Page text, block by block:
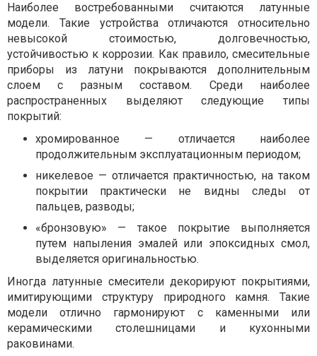
Наиболее востребованными считаются латунные
модели. Такие устройства отличаются относительно
невысокой стоимостью, долговечностью,
устойчивостью к коррозии. Как правило, смесительные
приборы из латуни покрываются дополнительным
слоем с разным составом. Среди наиболее
распространенных выделяют следующие типы
покрытий:
хромированное — отличается наиболее
продолжительным эксплуатационным периодом;
никелевое — отличается практичностью, на таком
покрытии практически не видны следы от
пальцев, разводы;
«бронзовую» — такое покрытие выполняется
путем напыления эмалей или эпоксидных смол,
выделяется оригинальностью.
Иногда латунные смесители декорируют покрытиями,
имитирующими структуру природного камня. Такие
модели отлично гармонируют с каменными или
керамическими столешницами и кухонными
раковинами.